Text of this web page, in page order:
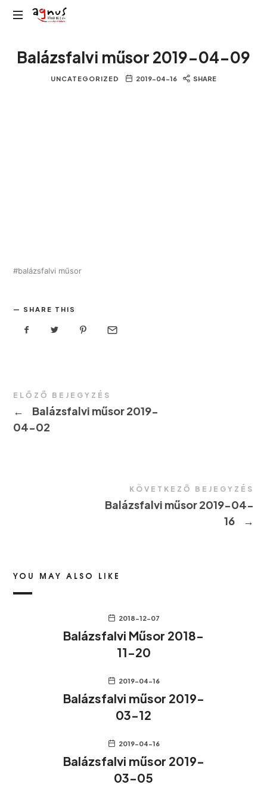
Agnus
közösségi
rádiója
Balázsfalvi műsor 2019-04-09
UNCATEGORIZED 2019-04-16 SHARE
balázsfalvi műsor
SHARE THIS
ELŐZŐ BEJEGYZÉS
←
Balázsfalvi műsor 2019-
04-02
KÖVETKEZŐ BEJEGYZÉS
Balázsfalvi műsor 2019-04-
16
→
YOU MAY ALSO LIKE
2018-12-07
Balázsfalvi Műsor 2018-
11-20
2019-04-16
Balázsfalvi műsor 2019-
03-12
2019-04-16
Balázsfalvi műsor 2019-
03-05